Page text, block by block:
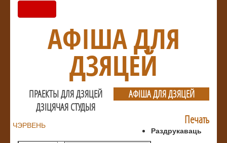
АФIША ДЛЯ
ДЗЯЦЕЙ
ПРАЕКТЫ ДЛЯ ДЗЯЦЕЙ
АФIША ДЛЯ ДЗЯЦЕЙ
ДЗIЦЯЧАЯ СТУДЫЯ
ЧЭРВЕНЬ Печать
Раздрукаваць